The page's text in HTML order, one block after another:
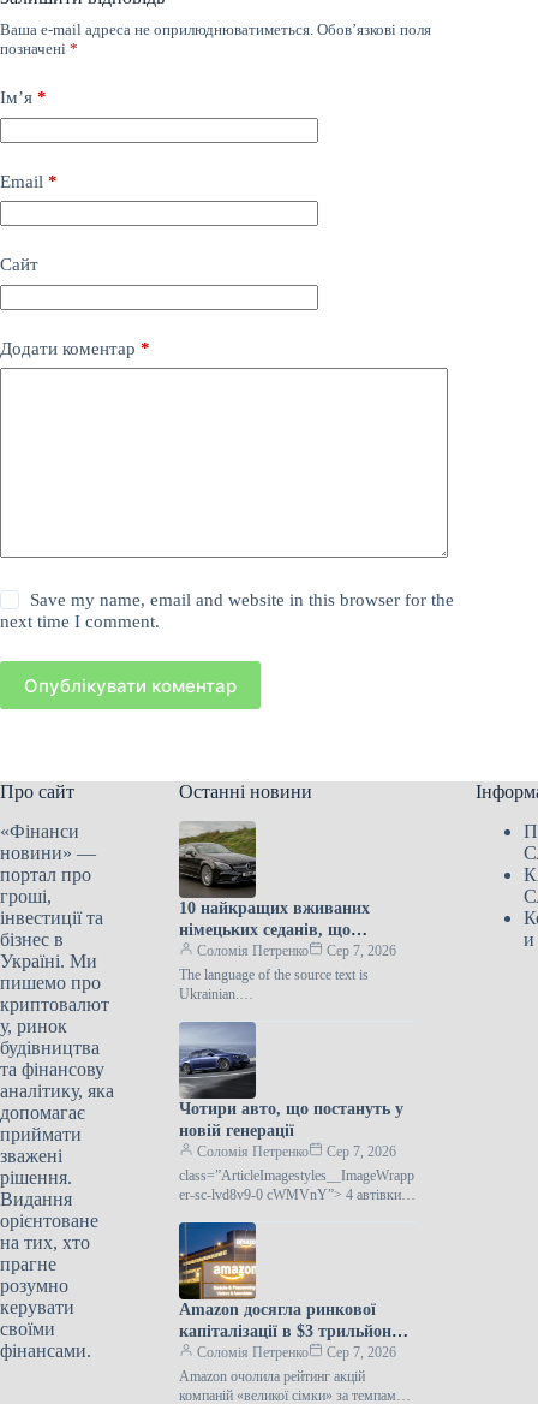
Ваша e-mail адреса не оприлюднюватиметься. Обов’язкові поля
позначені *
Ім’я *
Email *
Сайт
Додати коментар *
Save my name, email and website in this browser for the
next time I comment.
Опублікувати коментар
Про сайт
«Фінанси
новини» —
портал про
гроші,
інвестиції та
бізнес в
Україні. Ми
пишемо про
криптовалют
у, ринок
будівництва
та фінансову
аналітику, яка
допомагає
приймати
зважені
рішення.
Видання
орієнтоване
на тих, хто
прагне
розумно
керувати
своїми
фінансами.
Останні новини
10 найкращих вживаних
німецьких седанів, що
пропонують комфорт,
потужність та вигідну ціну
Соломія Петренко
Сер 7, 2026
The language of the source text is
Ukrainian.
er-sc-lvd8v9-0 cWMVnY”> Mercedes-
Benz CLSЗнайти автомобіль, який
поєднує комфорт,
Чотири авто, що постануть у
новій генерації
Соломія Петренко
Сер 7, 2026
class=”ArticleImagestyles__ImageWrapp
er-sc-lvd8v9-0 cWMVnY”> 4 автівки,
припинення випуску деякі автомобілі
отримують другий шанс. У
Amazon досягла ринкової
капіталізації в $3 трильйони
вперше
Соломія Петренко
Сер 7, 2026
Amazon очолила рейтинг акцій
компаній «великої сімки» за темпами
и